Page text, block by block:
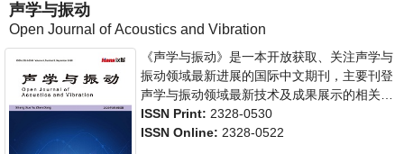
声学与振动
Open Journal of Acoustics and Vibration
《声学与振动》是一本开放获取、关注声学与
振动领域最新进展的国际中文期刊，主要刊登
声学与振动领域最新技术及成果展示的相关论
文。本刊支持思想创新、学术创新，倡导科
学，繁荣学术，集学术性、思想性为一体，旨
ISSN Print: 2328-0530
ISSN Online: 2328-0522